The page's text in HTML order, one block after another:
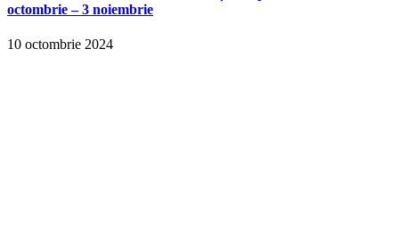
octombrie – 3 noiembrie
10 octombrie 2024